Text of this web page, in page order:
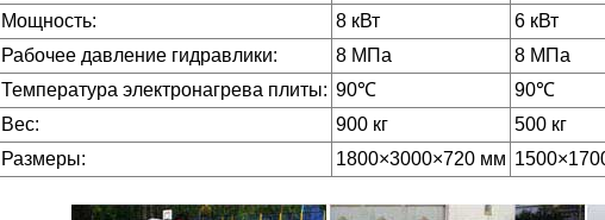
Мощность: 8 кВт
6 кВт
Рабочее давление гидравлики:
8 МПа
8 МПа
Температура электронагрева плиты: 90℃
90℃
Вес:
900 кг
500 кг
Размеры:
1800×3000×720 мм